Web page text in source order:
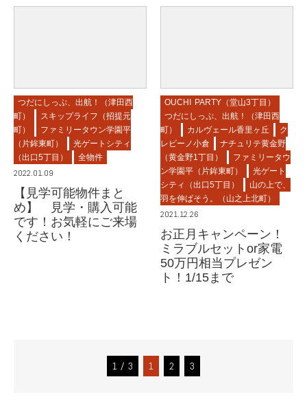
つだにしっぷ、出航！（津田西
町）
スキップライフ（招提元
町）
ファミリータウン学園平
（片鉾東町）
光ゲートシティ
（出口5丁目）
全物件
2022.01.09
【見学可能物件まと
め】 見学・購入可能
です！お気軽にご来場
ください！
OUCHI PARTY（堂山3丁目）
つだにしっぷ、出航！（津田西
町）
カルヴェール香里ヶ丘
ク
レビーノ小倉
ナチュリテ黄金野
（黄金野1丁目）
ファミリータウ
ン学園平（片鉾東町）
光ゲート
シティ（出口5丁目）
山の上で、
羽を伸ばそう。（山之上北町）
2021.12.26
お正月キャンペーン！
ミラブルセットor家電
50万円相当プレゼン
ト！1/15まで
1 / 3 1 2 3